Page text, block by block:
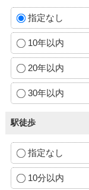
指定なし
10年以内
20年以内
30年以内
駅徒歩
指定なし
10分以内